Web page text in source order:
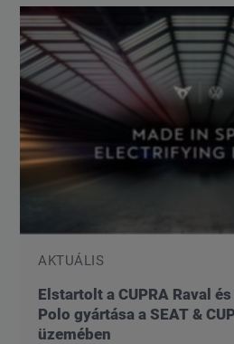
AKTUÁLIS
Elstartolt a CUPRA Raval
Polo gyártása a SEAT &
üzemében